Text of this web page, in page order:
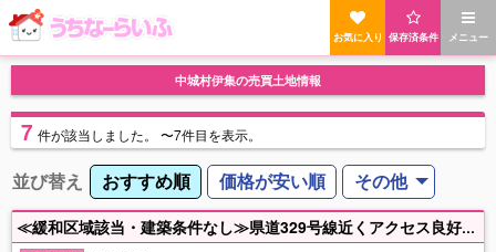
メニュー
保存済条件
お気に入り
中城村伊集の売買土地情報
7 件が該当しました。 〜7件目を表示。
並び替え おすすめ順 価格が安い順 その他
≪緩和区域該当・建築条件なし≫県道329号線近くアクセス良好の住宅用地♪マイホーム用地としていかがでしょうか！詳細はお気軽にお問い合わせください♪